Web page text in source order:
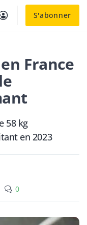
S'abonner
France
58 kg
en 2023
0